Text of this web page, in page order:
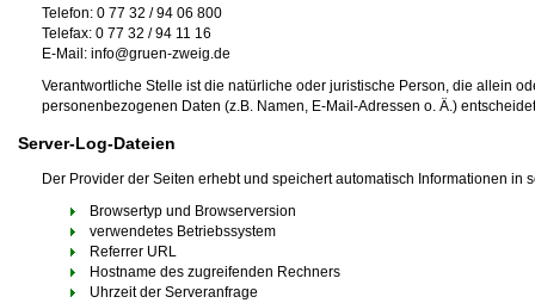
Telefon: 0 77 32 / 94 06 800
Telefax: 0 77 32 / 94 11 16
E-Mail: info@gruen-zweig.de
Verantwortliche Stelle ist die natürliche oder juristische Person, die allein
personenbezogenen Daten (z.B. Namen, E-Mail-Adressen o. Ä.)
Server-Log-Dateien
Der Provider der Seiten erhebt und speichert automatisch Informationen
Browsertyp und Browserversion
verwendetes Betriebssystem
Referrer URL
Hostname des zugreifenden Rechners
Uhrzeit der Serveranfrage